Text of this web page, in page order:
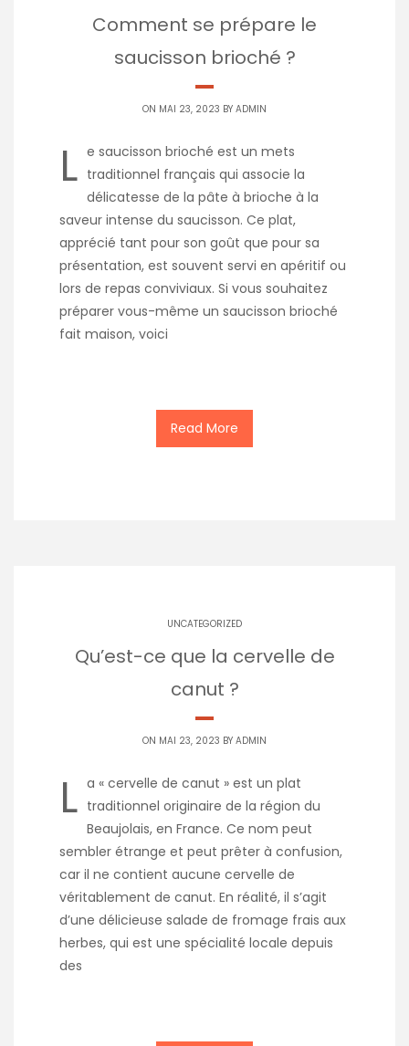
Comment se prépare le
saucisson brioché ?
ON MAI 23, 2023 BY ADMIN
L e saucisson brioché est un mets
traditionnel français qui associe la
délicatesse de la pâte à brioche à la
saveur intense du saucisson. Ce plat,
apprécié tant pour son goût que pour sa
présentation, est souvent servi en apéritif ou
lors de repas conviviaux. Si vous souhaitez
préparer vous-même un saucisson brioché
fait maison, voici
Read More
UNCATEGORIZED
Qu’est-ce que la cervelle de
canut ?
ON MAI 23, 2023 BY ADMIN
L a « cervelle de canut » est un plat
traditionnel originaire de la région du
Beaujolais, en France. Ce nom peut
sembler étrange et peut prêter à confusion,
car il ne contient aucune cervelle de
véritablement de canut. En réalité, il s’agit
d’une délicieuse salade de fromage frais aux
herbes, qui est une spécialité locale depuis
des